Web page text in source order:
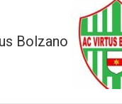
Bolzano